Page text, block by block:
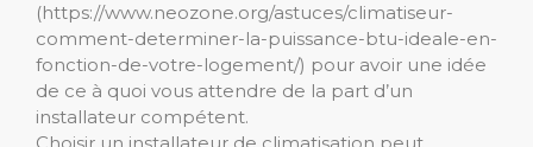
(https://www.neozone.org/astuces/climatiseur-
comment-determiner-la-puissance-btu-ideale-en-
fonction-de-votre-logement/) pour avoir une idée
de ce à quoi vous attendre de la part d’un
installateur compétent.